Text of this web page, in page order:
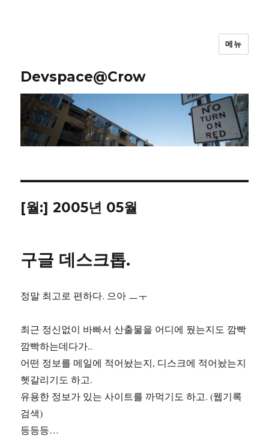
Devspace@Crow
메뉴
[월:]2005년 05월
구글 데스크톱.
정말 최고로 편하다. 으아 ㅡㅜ
최근 정신없이 바빠서 산출물을 어디에 뒀는지도 깜빡
깜빡하는데다가..
어떤 정보를 메일에 적어놨는지, 디스크에 적어놨는지
헷갈리기도 하고.
유용한 정보가 있는 사이트를 까먹기도 하고. (웹기록
검색)
등등등…